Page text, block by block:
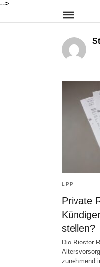
-->
LPP
Private
stellen?
Die Riester-
zunehmend